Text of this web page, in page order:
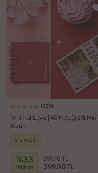
(159)
Minimal Love | 40 Fotoğraflı Mini
Albüm
3 al 2 öde
%33
indirim
599.90 TL
399.90 TL